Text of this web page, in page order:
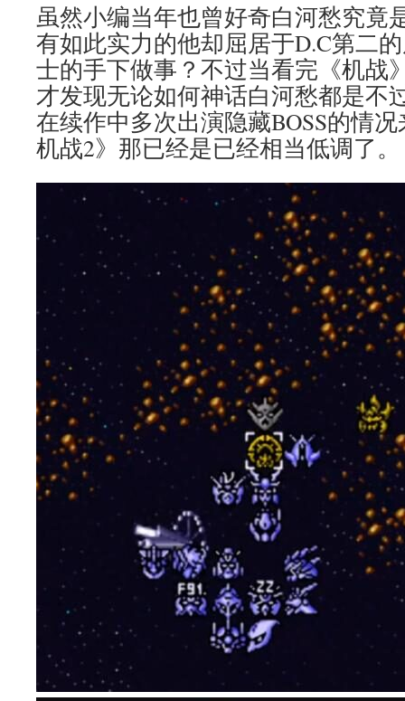
虽然小编当年也曾好奇白河愁究竟
有如此实力的他却屈居于D.C第二
士的手下做事？不过当看完《机战
才发现无论如何神话白河愁都是不
在续作中多次出演隐藏BOSS的情
机战2》那已经是已经相当低调了。